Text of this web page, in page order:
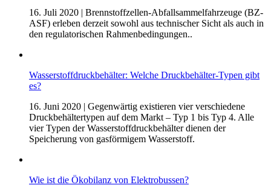
16. Juli 2020 | Brennstoffzellen-Abfallsammelfahrzeuge (BZ-
ASF) erleben derzeit sowohl aus technischer Sicht als auch in
den regulatorischen Rahmenbedingungen..
Wasserstoffdruckbehälter: Welche Druckbehälter-Typen gibt
es?
16. Juni 2020 | Gegenwärtig existieren vier verschiedene
Druckbehältertypen auf dem Markt – Typ 1 bis Typ 4. Alle
vier Typen der Wasserstoffdruckbehälter dienen der
Speicherung von gasförmigem Wasserstoff.
Wie ist die Ökobilanz von Elektrobussen?